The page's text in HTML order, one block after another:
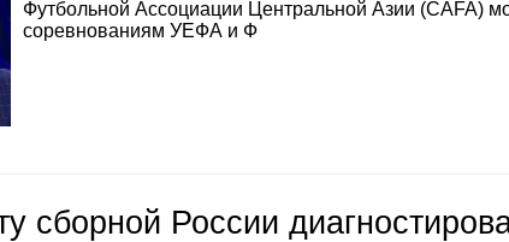
Футбольной Ассоциации Центральной Азии (CAFA)
соревнованиям УЕФА и Ф
сборной России